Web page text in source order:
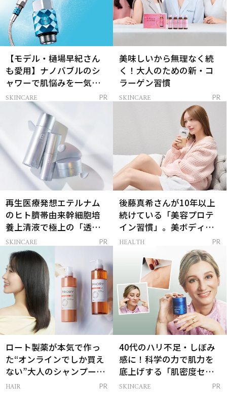
【モデル・樋場早紀さん
も愛用】ナノバブルのシ
ャワーで肌悩みを一気に
解決
SKINCARE PR
美味しいから無理なく続
く！大人のための新・コ
ラーゲン習慣
SKINCARE PR
再生医療発想エテルナム
のヒト臍帯由来幹細胞培
養上清液で極上の「透明
感ハリ肌」へ
SKINCARE PR
後藤真希さんが10年以上
続けている「美容プロテ
イン習慣」。美ボディを
支える朝ルーティンと
HEALTH PR
ロート製薬が本気で作っ
た“オンラインでしか買え
ない”大人のシャンプー＆
トリートメントって？
HAIR PR
40代のハリ不足・しぼみ
感に！科学の力で肌力を
底上げする「肌密度セラ
ム」
SKINCARE PR